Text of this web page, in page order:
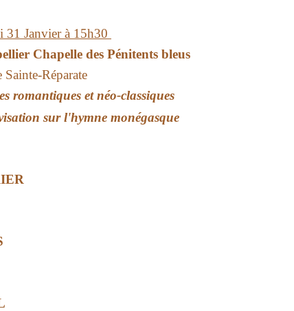
31 Janvier à 15h30
Chapelle des Pénitents bleus
Sainte-Réparate
romantiques et néo-classiques
sur l'hymne monégasque